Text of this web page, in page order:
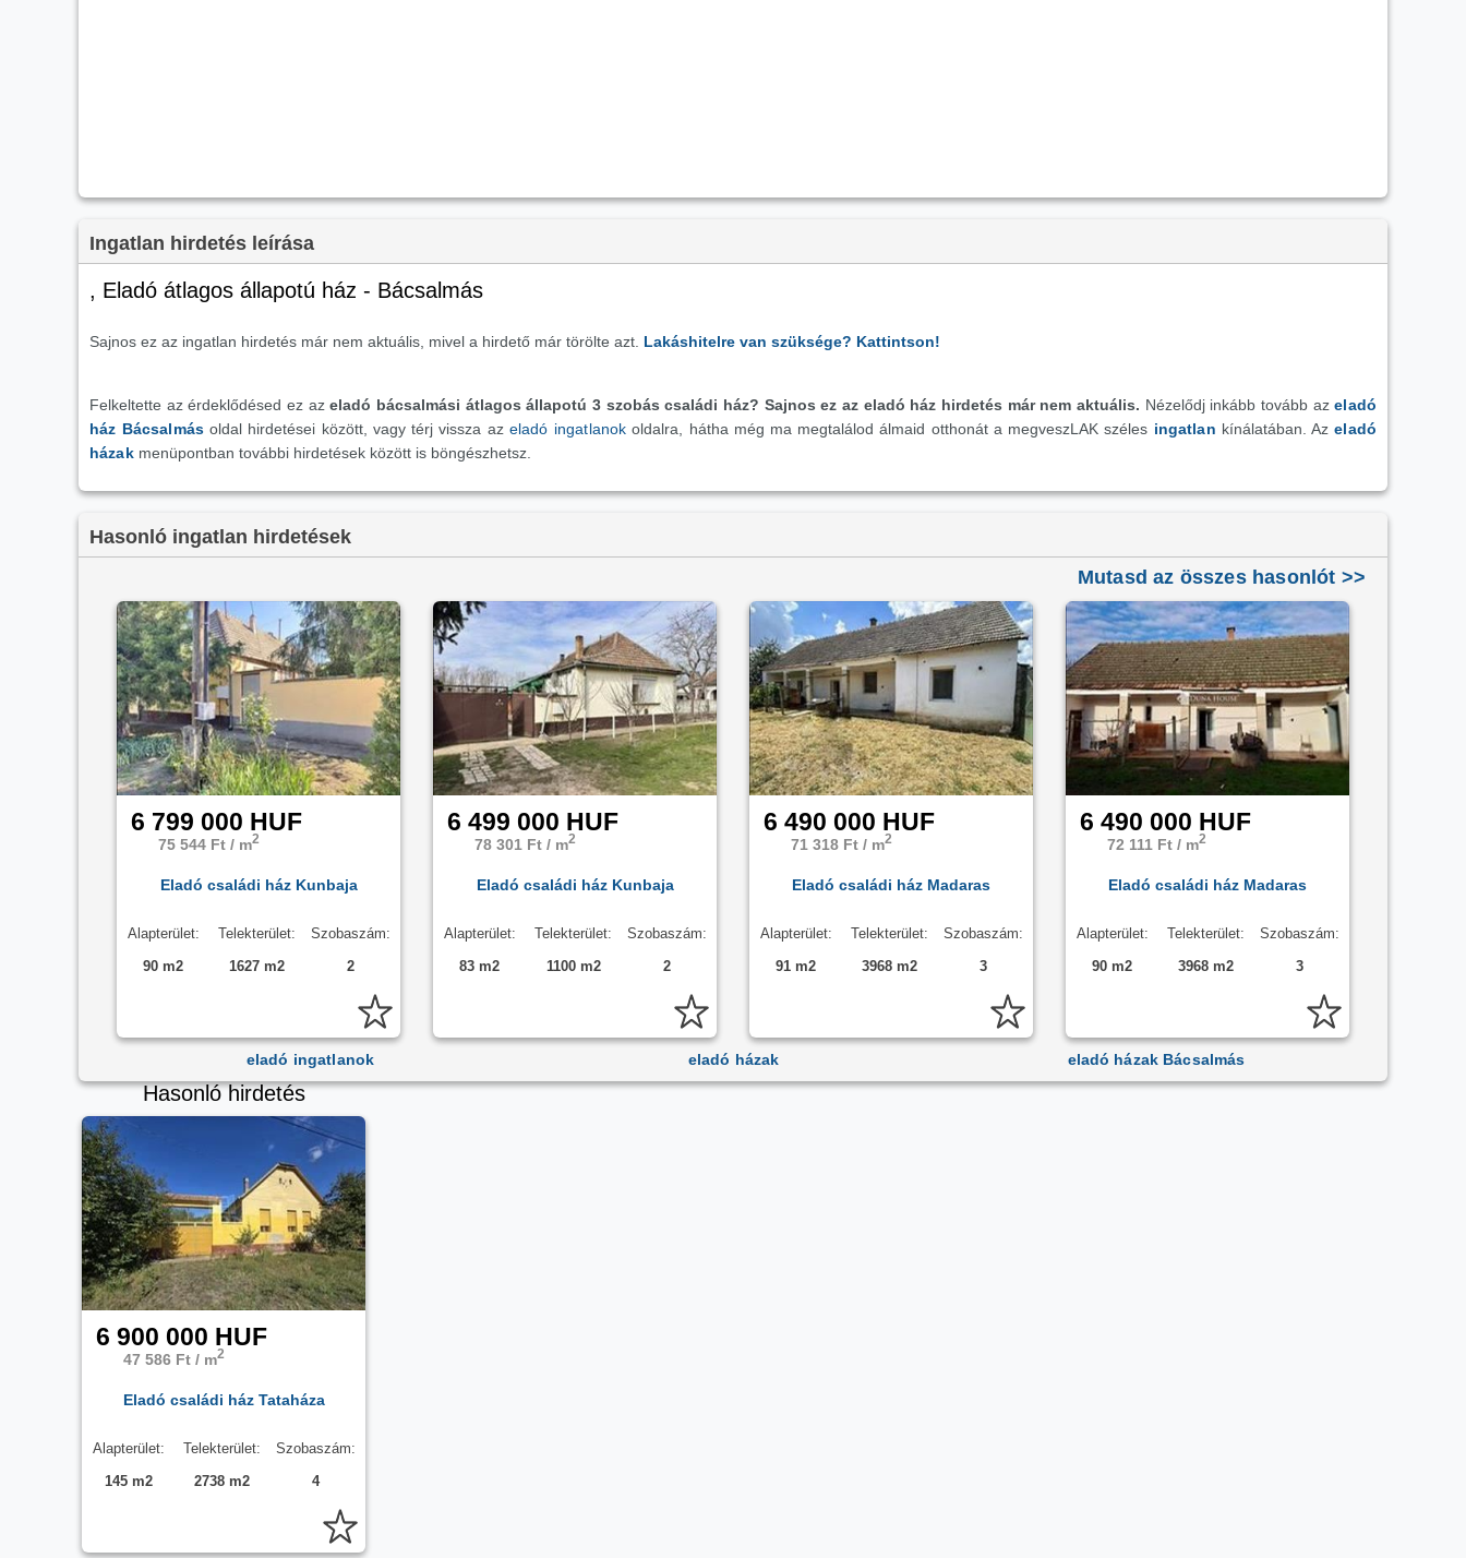
Ingatlan hirdetés leírása
, Eladó átlagos állapotú ház - Bácsalmás
Sajnos ez az ingatlan hirdetés már nem aktuális, mivel a hirdető már törölte azt. Lakáshitelre van szüksége? Kattintson!
Felkeltette az érdeklődésed ez azeladó bácsalmási átlagos állapotú 3 szobás családi ház? Sajnos ez az eladó ház hirdetés már nem aktuális. Nézelődj inkább tovább azeladó
ház Bácsalmás oldal hirdetései között, vagy térj vissza az eladó ingatlanok oldalra, hátha még ma megtalálod álmaid otthonát a megveszLAK széles ingatlan kínálatában. Azeladó
házakmenüpontban további hirdetések között is böngészhetsz.
Hasonló ingatlan hirdetések
Mutasd az összes hasonlót >>
6 799 000 HUF
75 544 Ft / m2
Eladó családi ház Kunbaja
Alapterület: Telekterület:
Szobaszám:
90 m2
1627 m2 2
6 499 000 HUF
78 301 Ft / m2
Eladó családi ház Kunbaja
Alapterület: Telekterület:
Szobaszám:
83 m2
1100 m2 2
6 490 000 HUF
71 318 Ft / m2
Eladó családi ház Madaras
Alapterület: Telekterület:
Szobaszám:
91 m2
3968 m2 3
6 490 000 HUF
72 111 Ft / m2
Eladó családi ház Madaras
Alapterület: Telekterület:
Szobaszám:
90 m2
3968 m2 3
eladó ingatlanok eladó házak eladó házak Bácsalmás
Hasonló hirdetés
6 900 000 HUF
47 586 Ft / m2
Eladó családi ház Tataháza
Alapterület: Telekterület:
Szobaszám:
145 m2
2738 m2 4